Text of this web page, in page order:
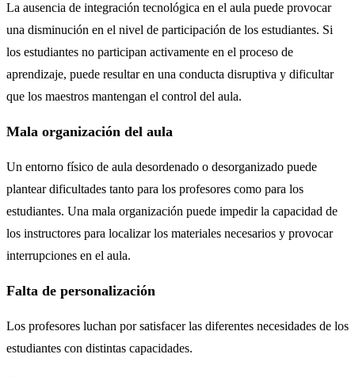
La ausencia de integración tecnológica en el aula puede provocar
una disminución en el nivel de participación de los estudiantes. Si
los estudiantes no participan activamente en el proceso de
aprendizaje, puede resultar en una conducta disruptiva y dificultar
que los maestros mantengan el control del aula.
Mala organización del aula
Un entorno físico de aula desordenado o desorganizado puede
plantear dificultades tanto para los profesores como para los
estudiantes. Una mala organización puede impedir la capacidad de
los instructores para localizar los materiales necesarios y provocar
interrupciones en el aula.
Falta de personalización
Los profesores luchan por satisfacer las diferentes necesidades de los
estudiantes con distintas capacidades.